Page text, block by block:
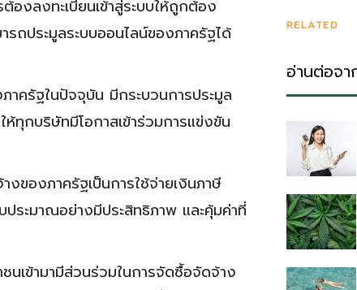
องลงทะเบียนเข้าสู่ระบบให้ถูกต้อง
ถประมูลระบบออนไลน์ของภาครัฐได้
าครัฐในปัจจุบัน มีกระบวนการประมูล
ห้ทุกบริษัทมีโอกาสเข้าร่วมการแข่งขัน
งของภาครัฐเป็นการใช้จ่ายเงินภาษี
ระมาณอย่างมีประสิทธิภาพ และคุ้มค่าที่
ชนเข้ามามีส่วนร่วมในการจัดซื้อจัดจ้าง
RELATED
อ่านต่อจา